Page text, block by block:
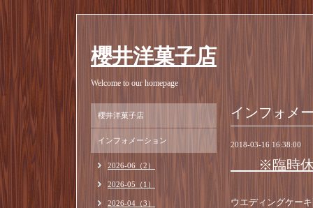
櫻井洋菓子店
Welcome to our homepage
インフォメ
2018-03-16 16:38:00
※臨時休
ウエディングケー
櫻井洋菓子店
インフォメーション
2026-06（2）
2026-05（1）
2026-04（3）